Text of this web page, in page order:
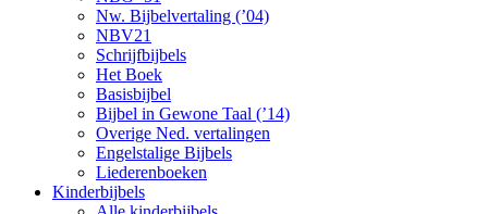
Nw. Bijbelvertaling (’04)
NBV21
Schrijfbijbels
Het Boek
Basisbijbel
Bijbel in Gewone Taal (’14)
Overige Ned. vertalingen
Engelstalige Bijbels
Liederenboeken
Kinderbijbels